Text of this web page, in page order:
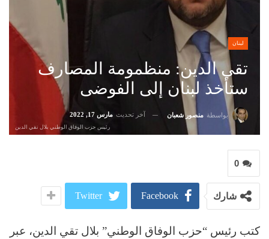
لبنان
تقي الدين: منظمومة المصارف
ستأخذ لبنان إلى الفوضى
بواسطة منصور شعبان آخر تحديث مارس 17, 2022
رئيس حزب الوفاق الوطني بلال تقي الدين
0
شارك Facebook
Twitter
‏كتب رئيس “حزب الوفاق الوطني” بلال تقي الدين، عبر